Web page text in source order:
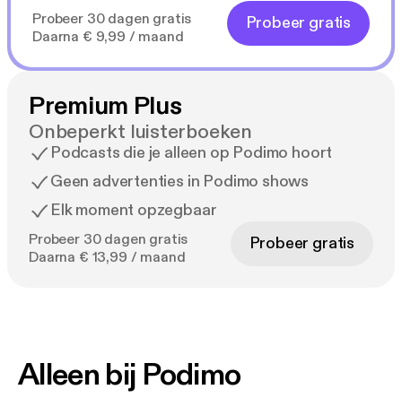
Probeer 30 dagen gratis
Daarna € 9,99 / maand
Probeer gratis
Premium Plus
Onbeperkt luisterboeken
Podcasts die je alleen op Podimo hoort
Geen advertenties in Podimo shows
Elk moment opzegbaar
Probeer 30 dagen gratis
Daarna € 13,99 / maand
Probeer gratis
Alleen bij Podimo